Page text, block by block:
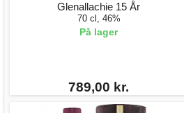
Glenallachie 15 År
70 cl, 46%
På lager
789,00 kr.